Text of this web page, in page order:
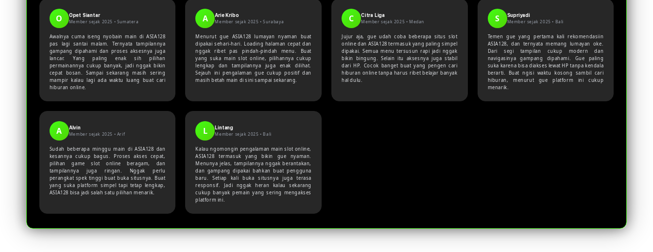
O Opet Siantar
Member sejak 2025 • Sumatera
Awalnya cuma iseng nyobain main di ASIA128
pas lagi santai malam. Ternyata tampilannya
gampang dipahami dan proses aksesnya juga
lancar. Yang paling enak sih pilihan
permainannya cukup banyak, jadi nggak bikin
cepat bosan. Sampai sekarang masih sering
mampir kalau lagi ada waktu luang buat cari
hiburan online.
A Arie Kribo
Member sejak 2025 •Surabaya
Menurut gue ASIA128 lumayan nyaman buat
dipakai sehari-hari. Loading halaman cepat dan
nggak ribet pas pindah-pindah menu. Buat
yang suka main slot online, pilihannya cukup
lengkap dan tampilannya juga enak dilihat.
Sejauh ini pengalaman gue cukup positif dan
masih betah main di sini sampai sekarang.
C Citra Liga
Member sejak 2025 • Medan
Jujur aja, gue udah coba beberapa situs slot
online dan ASIA128 termasuk yang paling simpel
dipakai. Semua menu tersusun rapi jadi nggak
bikin bingung. Selain itu aksesnya juga stabil
dari HP. Cocok banget buat yang pengen cari
hiburan online tanpa harus ribet belajar banyak
hal dulu.
S Supriyadi
Member sejak 2025 • Bali
Temen gue yang pertama kali rekomendasiin
ASIA128, dan ternyata memang lumayan oke.
Dari segi tampilan cukup modern dan
navigasinya gampang dipahami. Gue paling
suka karena bisa diakses lewat HP tanpa kendala
berarti. Buat ngisi waktu kosong sambil cari
hiburan, menurut gue platform ini cukup
menarik.
A Alvin
Member sejak 2025 • Arif
Sudah beberapa minggu main di ASIA128 dan
kesannya cukup bagus. Proses akses cepat,
pilihan game slot online beragam, dan
tampilannya juga ringan. Nggak perlu
perangkat spek tinggi buat buka situsnya. Buat
yang suka platform simpel tapi tetap lengkap,
ASIA128 bisa jadi salah satu pilihan menarik.
L Lintang
Member sejak 2025 • Bali
Kalau ngomongin pengalaman main slot online,
ASIA128 termasuk yang bikin gue nyaman.
Menunya jelas, tampilannya nggak berantakan,
dan gampang dipakai bahkan buat pengguna
baru. Setiap kali buka situsnya juga terasa
responsif. Jadi nggak heran kalau sekarang
cukup banyak pemain yang sering mengakses
platform ini.